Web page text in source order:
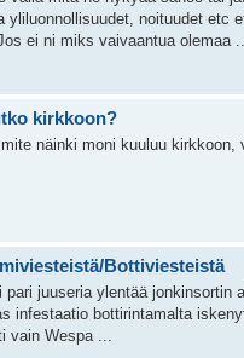
yliluonnollisuudet, noituudet etc
ei ni miks vaivaantua olemaa
kirkkoon?
näinki moni kuuluu
Bottiviesteistä
pari juuseria ylentää jonkinsortin
infestaatio bottirintamalta
vain Wespa ...